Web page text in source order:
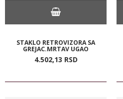
STAKLO RETROVIZORA SA
GREJAC.MRTAV UGAO
4.502,13 RSD